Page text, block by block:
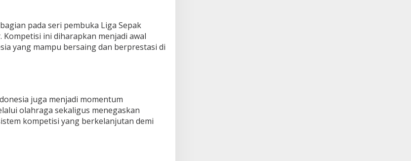
pada seri pembuka Liga Sepak
Kompetisi ini diharapkan menjadi awal
yang mampu bersaing dan berprestasi di
juga menjadi momentum
olahraga sekaligus menegaskan
kompetisi yang berkelanjutan demi